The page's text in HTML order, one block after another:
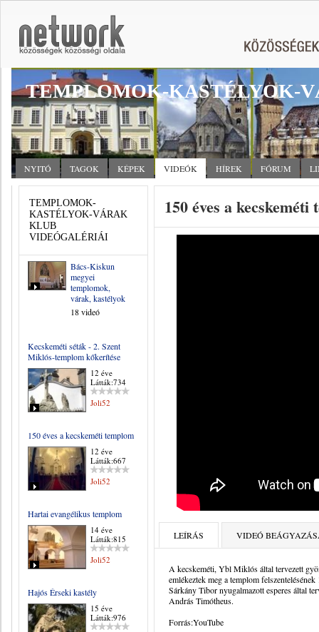
TEMPLOMOK-KASTÉLYOK-
NYITÓ TAGOK KÉPEK VIDEÓK HÍREK FÓRUM
TEMPLOMOK-
KASTÉLYOK-VÁRAK
KLUB
VIDEÓGALÉRIÁI
Bács-Kiskun
megyei
templomok,
várak, kastélyok
18 videó
Kecskeméti séták - 2. Szent
Miklós-templom kőkerítése
12 éve
Látták:734
Joli52
150 éves a kecskeméti templom
12 éve
Látták:667
Joli52
Hartai evangélikus templom
14 éve
Látták:815
Joli52
Hajós Érseki kastély
15 éve
Látták:976
150 éves a kecskeméti
LEÍRÁS VIDEÓ
A kecskeméti, Ybl Miklós által tervezett
emlékeztek meg a templom
Sárkány Tibor nyugalmazott esperes által
András Timótheus.
Forrás:YouTube